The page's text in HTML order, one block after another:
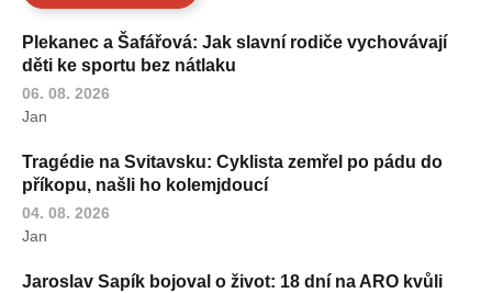
Plekanec a Šafářová: Jak slavní rodiče vychovávají
děti ke sportu bez nátlaku
06. 08. 2026
Jan
Tragédie na Svitavsku: Cyklista zemřel po pádu do
příkopu, našli ho kolemjdoucí
04. 08. 2026
Jan
Jaroslav Sapík bojoval o život: 18 dní na ARO kvůli